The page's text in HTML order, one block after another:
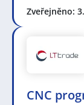
Zveřejněno:
CNC